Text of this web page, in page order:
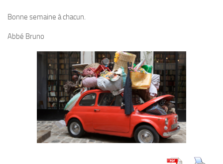
Bonne semaine à chacun.
Abbé Bruno